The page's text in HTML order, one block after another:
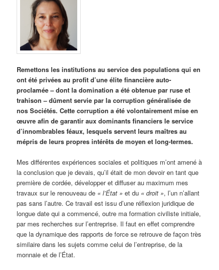
Remettons les institutions au service des populations qui en
ont été privées au profit d’une élite financière auto-
proclamée – dont la domination a été obtenue par ruse et
trahison – dûment servie par la corruption généralisée de
nos Sociétés. Cette corruption a été volontairement mise en
œuvre afin de garantir aux dominants financiers le service
d’innombrables féaux, lesquels servent leurs maîtres au
mépris de leurs propres intérêts de moyen et long-termes.
Mes différentes expériences sociales et politiques m’ont amené à
la conclusion que je devais, qu’il était de mon devoir en tant que
première de cordée, développer et diffuser au maximum mes
travaux sur le renouveau de « l’État » et du « droit », l’un n’allant
pas sans l’autre. Ce travail est issu d’une réflexion juridique de
longue date qui a commencé, outre ma formation civiliste initiale,
par mes recherches sur l’entreprise. Il faut en effet comprendre
que la dynamique des rapports de force se retrouve de façon très
similaire dans les sujets comme celui de l’entreprise, de la
monnaie et de l’État.